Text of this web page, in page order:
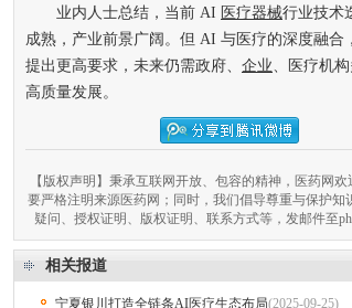
业内人士总结，当前 AI 医疗器械行业技术
成熟，产业前景广阔。但 AI 与医疗的深度融合
提出更高要求，未来仍需政府、 企业、医疗机
高质量发展。
【版权声明】秉承互联网开放、包容的精神，医药网
要严格注明来源医药网；同时，我们倡导尊重与保护
疑问、授权证明、版权证明、联系方式等，发邮件至
相关报道
宁夏银川打造全链条AI医疗生态布局(2025-09-25)